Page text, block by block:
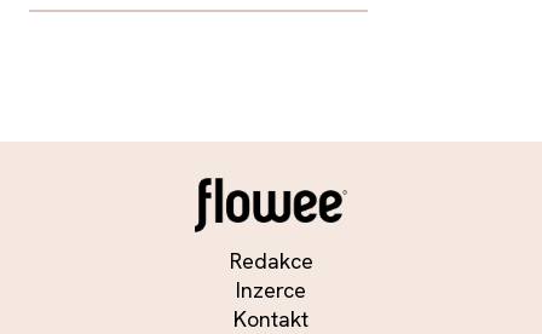
Redakce
Inzerce
Kontakt